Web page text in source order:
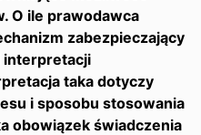
O ile prawodawca
zabezpieczający
interpretacji
taka dotyczy
i sposobu stosowania
obowiązek świadczenia